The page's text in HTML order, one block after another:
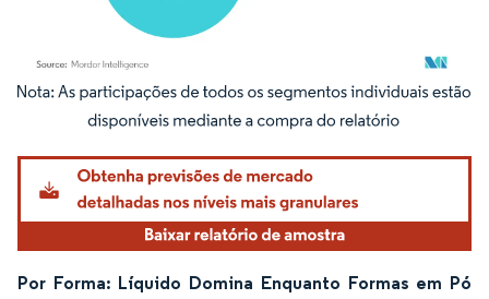
Imagem © Mordor Intelligence. O reuso requer atribuição conforme CC BY 4.0.
Por Forma: Líquido Domina Enquanto Formas em Pó